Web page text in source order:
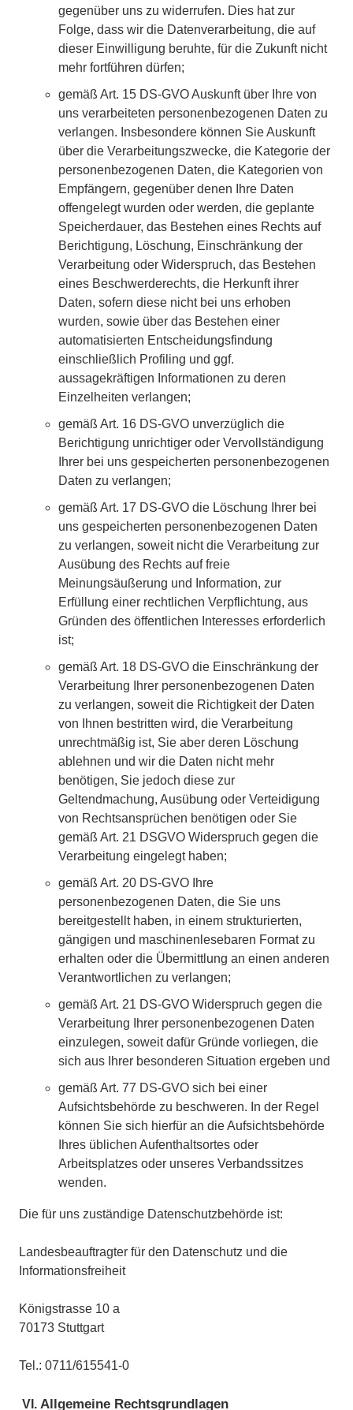
gegenüber uns zu widerrufen. Dies hat zur
Folge, dass wir die Datenverarbeitung, die auf
dieser Einwilligung beruhte, für die Zukunft nicht
mehr fortführen dürfen;
gemäß Art. 15 DS-GVO Auskunft über Ihre von
uns verarbeiteten personenbezogenen Daten zu
verlangen. Insbesondere können Sie Auskunft
über die Verarbeitungszwecke, die Kategorie der
personenbezogenen Daten, die Kategorien von
Empfängern, gegenüber denen Ihre Daten
offengelegt wurden oder werden, die geplante
Speicherdauer, das Bestehen eines Rechts auf
Berichtigung, Löschung, Einschränkung der
Verarbeitung oder Widerspruch, das Bestehen
eines Beschwerderechts, die Herkunft ihrer
Daten, sofern diese nicht bei uns erhoben
wurden, sowie über das Bestehen einer
automatisierten Entscheidungsfindung
einschließlich Profiling und ggf.
aussagekräftigen Informationen zu deren
Einzelheiten verlangen;
gemäß Art. 16 DS-GVO unverzüglich die
Berichtigung unrichtiger oder Vervollständigung
Ihrer bei uns gespeicherten personenbezogenen
Daten zu verlangen;
gemäß Art. 17 DS-GVO die Löschung Ihrer bei
uns gespeicherten personenbezogenen Daten
zu verlangen, soweit nicht die Verarbeitung zur
Ausübung des Rechts auf freie
Meinungsäußerung und Information, zur
Erfüllung einer rechtlichen Verpflichtung, aus
Gründen des öffentlichen Interesses erforderlich
ist;
gemäß Art. 18 DS-GVO die Einschränkung der
Verarbeitung Ihrer personenbezogenen Daten
zu verlangen, soweit die Richtigkeit der Daten
von Ihnen bestritten wird, die Verarbeitung
unrechtmäßig ist, Sie aber deren Löschung
ablehnen und wir die Daten nicht mehr
benötigen, Sie jedoch diese zur
Geltendmachung, Ausübung oder Verteidigung
von Rechtsansprüchen benötigen oder Sie
gemäß Art. 21 DSGVO Widerspruch gegen die
Verarbeitung eingelegt haben;
gemäß Art. 20 DS-GVO Ihre
personenbezogenen Daten, die Sie uns
bereitgestellt haben, in einem strukturierten,
gängigen und maschinenlesebaren Format zu
erhalten oder die Übermittlung an einen anderen
Verantwortlichen zu verlangen;
gemäß Art. 21 DS-GVO Widerspruch gegen die
Verarbeitung Ihrer personenbezogenen Daten
einzulegen, soweit dafür Gründe vorliegen, die
sich aus Ihrer besonderen Situation ergeben und
gemäß Art. 77 DS-GVO sich bei einer
Aufsichtsbehörde zu beschweren. In der Regel
können Sie sich hierfür an die Aufsichtsbehörde
Ihres üblichen Aufenthaltsortes oder
Arbeitsplatzes oder unseres Verbandssitzes
wenden.
Die für uns zuständige Datenschutzbehörde ist:
Landesbeauftragter für den Datenschutz und die
Informationsfreiheit
Königstrasse 10 a
70173 Stuttgart
Tel.: 0711/615541-0
VI. Allgemeine Rechtsgrundlagen